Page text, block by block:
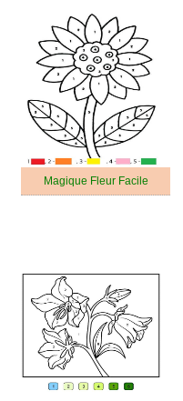
Magique Fleur Facile